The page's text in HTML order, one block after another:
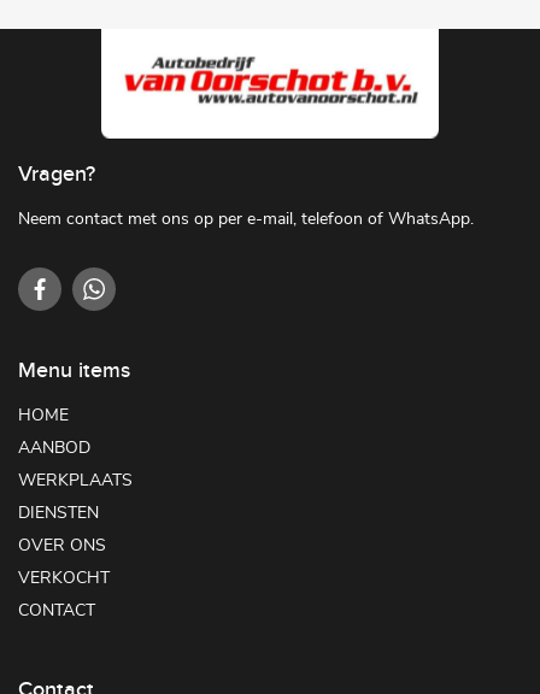
Vragen?
Neem contact met ons op per e-mail, telefoon of WhatsApp.
Menu items
HOME
AANBOD
WERKPLAATS
DIENSTEN
OVER ONS
VERKOCHT
CONTACT